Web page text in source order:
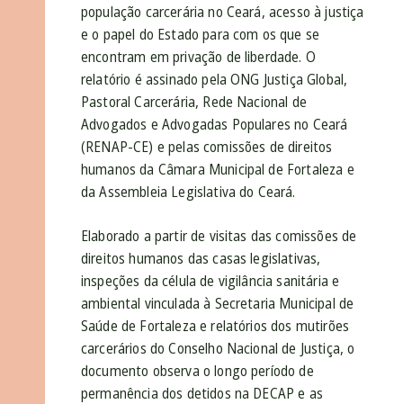
população carcerária no Ceará, acesso à justiça
e o papel do Estado para com os que se
encontram em privação de liberdade. O
relatório é assinado pela ONG Justiça Global,
Pastoral Carcerária, Rede Nacional de
Advogados e Advogadas Populares no Ceará
(RENAP-CE) e pelas comissões de direitos
humanos da Câmara Municipal de Fortaleza e
da Assembleia Legislativa do Ceará.
Elaborado a partir de visitas das comissões de
direitos humanos das casas legislativas,
inspeções da célula de vigilância sanitária e
ambiental vinculada à Secretaria Municipal de
Saúde de Fortaleza e relatórios dos mutirões
carcerários do Conselho Nacional de Justiça, o
documento observa o longo período de
permanência dos detidos na DECAP e as